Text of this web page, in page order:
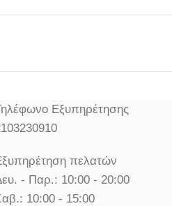
Εξυπηρέτησης
πελατών
- Παρ.: 10:00 - 20:00
10:00 - 15:00